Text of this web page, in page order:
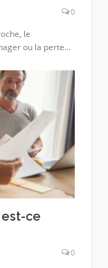
0
le
ou la perte...
est-ce
0